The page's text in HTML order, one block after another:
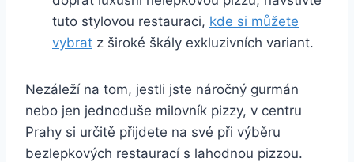
tuto stylovou restauraci, kde si můžete
vybrat z široké škály exkluzivních variant.
Nezáleží na tom, jestli jste náročný gurmán
nebo jen jednoduše milovník pizzy, v centru
Prahy si určitě přijdete na své při výběru
bezlepkových restaurací s lahodnou pizzou.